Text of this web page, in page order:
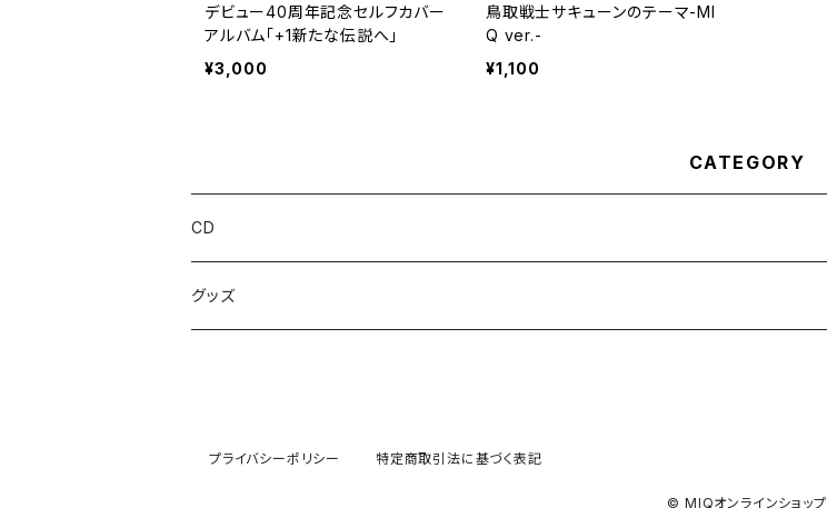
デビュー40周年記念セルフカバー
アルバム｢+1新たな伝説へ｣
¥3,000
鳥取戦士サキューンのテーマ-MI
Q ver.-
¥1,100
CATEGORY
CD
グッズ
プライバシーポリシー 特定商取引法に基づく表記
© MIQオンラインショップ